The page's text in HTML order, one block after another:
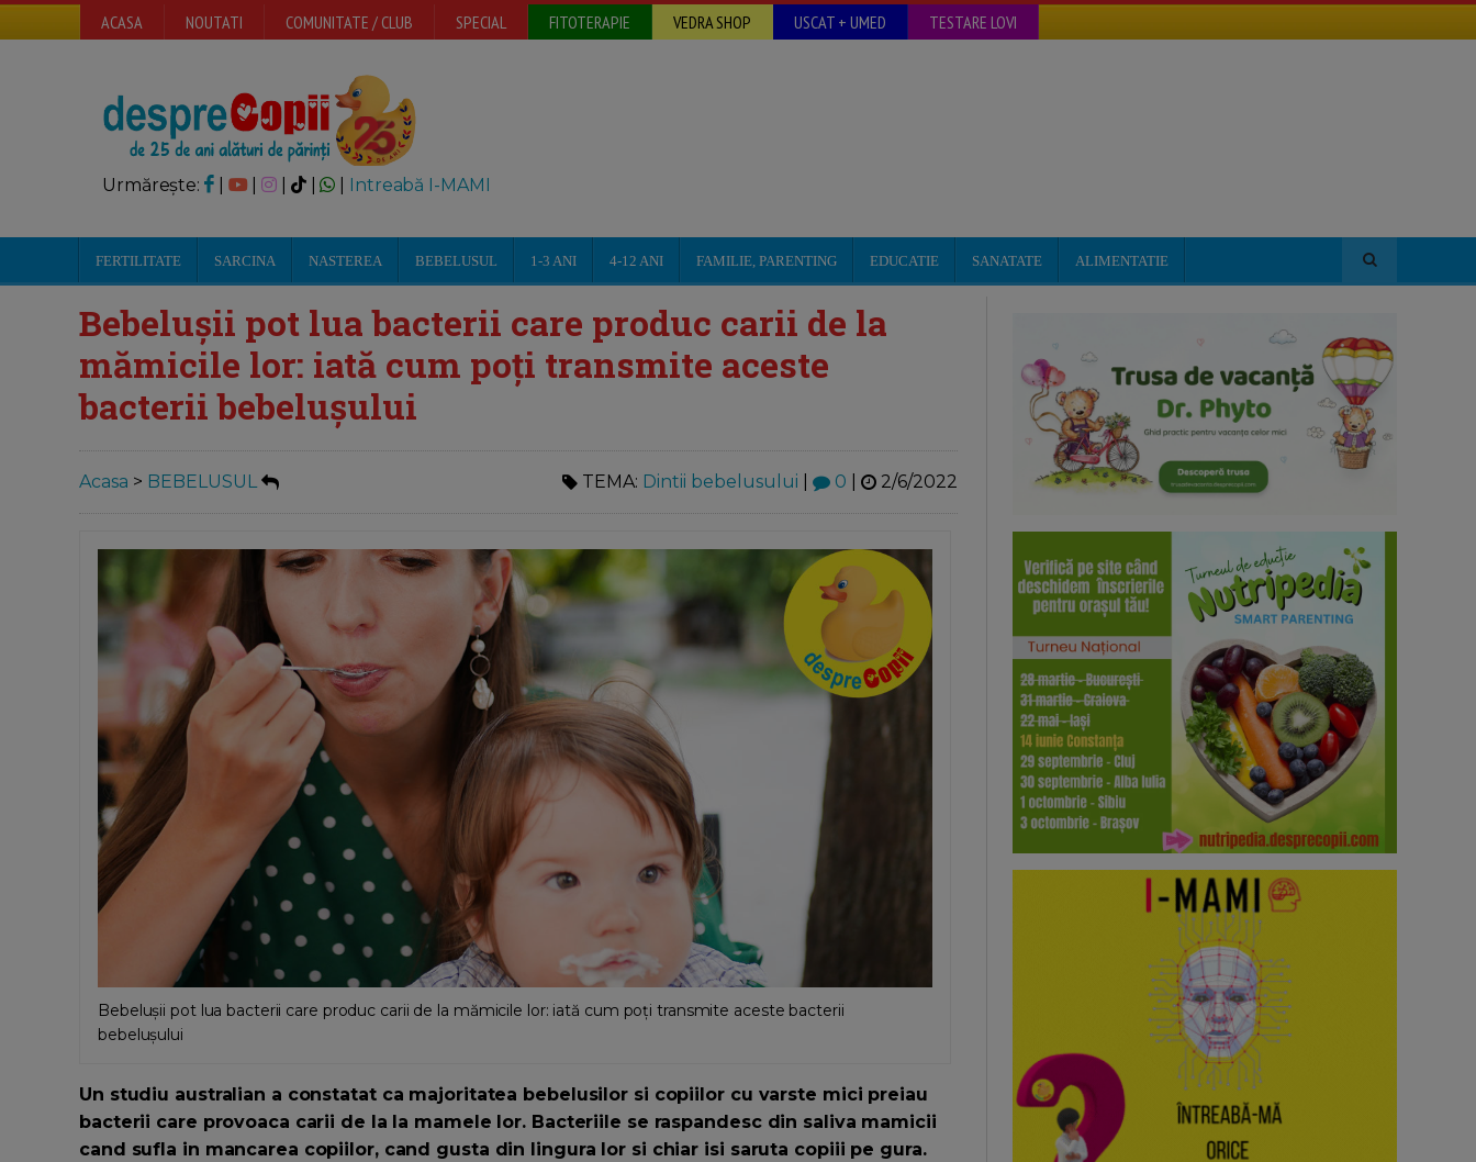
ACASA NOUTATI COMUNITATE / CLUB SPECIAL FITOTERAPIE VEDRA SHOP USCAT + UMED TESTARE LOVI
Urmărește: | | Intreabă I-MAMI
FERTILITATE SARCINA NASTEREA BEBELUSUL 1-3 ANI 4-12 ANI FAMILIE, PARENTING EDUCATIE SANATATE ALIMENTATIE
Bebelușii pot lua bacterii care produc carii de la
mămicile lor: iată cum poți transmite aceste
bacterii bebelușului
Acasa > BEBELUSUL TEMA: Dintii bebelusului 0 2/6/2022
Bebelușii pot lua bacterii care produc carii de la mămicile lor: iată cum poți transmite aceste bacterii
bebelușului
Un studiu australian a constatat ca majoritatea bebelusilor si copiilor cu varste mici preiau
bacterii care provoaca carii de la la mamele lor. Bacteriile se raspandesc din saliva mamicii
cand sufla in mancarea copiilor, cand gusta din lingura lor si chiar isi saruta copiii pe gura.